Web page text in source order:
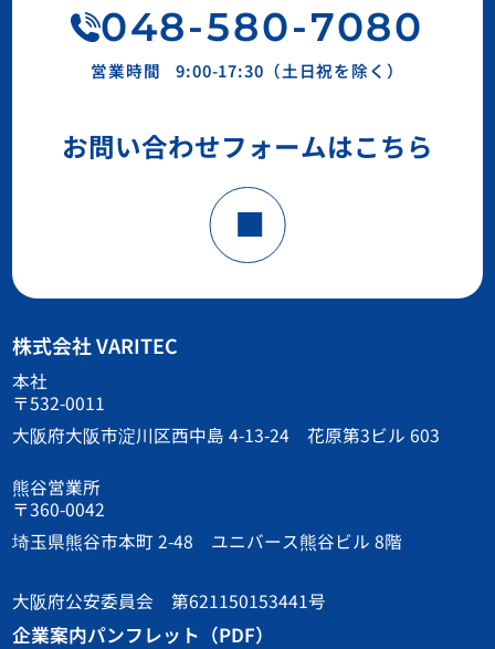
048-580-7080
営業時間 9:00-17:30（土日祝を除く）
お問い合わせフォームはこちら
株式会社 VARITEC
本社
〒532-0011
大阪府大阪市淀川区西中島 4-13-24 花原第3ビル 603
熊谷営業所
〒360-0042
埼玉県熊谷市本町 2-48 ユニバース熊谷ビル 8階
大阪府公安委員会 第621150153441号
企業案内パンフレット（PDF）